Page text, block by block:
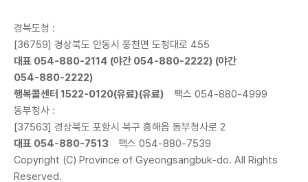
경북도청 :
[36759] 경상북도 안동시 풍천면 도청대로 455
대표 054-880-2114 (야간 054-880-2222) (야간
054-880-2222)
행복콜센터 1522-0120(유료)(유료)
팩스 054-880-4999
동부청사 :
[37563] 경상북도 포항시 북구 흥해읍 동부청사로 2
대표 054-880-7513
팩스 054-880-7539
Copyright (C) Province of Gyeongsangbuk-do. All Rights
Reserved.